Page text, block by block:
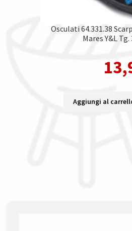
Osculati 64.331.38
Mares Y&L
Aggiungi al